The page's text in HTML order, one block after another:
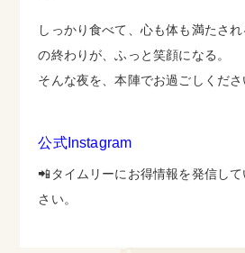
しっかり食べて、心も体も満たさ
の終わりが、ふっと笑顔になる。
そんな夜を、本陣でお過ごしくださ
公式Instagram
📲タイムリーにお得情報を発信し
さい。